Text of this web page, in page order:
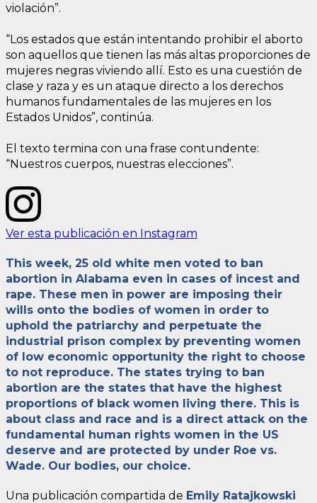
violación”.
“Los estados que están intentando prohibir el aborto
son aquellos que tienen las más altas proporciones de
mujeres negras viviendo allí. Esto es una cuestión de
clase y raza y es un ataque directo a los derechos
humanos fundamentales de las mujeres en los
Estados Unidos”, continúa.
El texto termina con una frase contundente:
“Nuestros cuerpos, nuestras elecciones”.
Ver esta publicación en Instagram
This week, 25 old white men voted to ban
abortion in Alabama even in cases of incest and
rape. These men in power are imposing their
wills onto the bodies of women in order to
uphold the patriarchy and perpetuate the
industrial prison complex by preventing women
of low economic opportunity the right to choose
to not reproduce. The states trying to ban
abortion are the states that have the highest
proportions of black women living there. This is
about class and race and is a direct attack on the
fundamental human rights women in the US
deserve and are protected by under Roe vs.
Wade. Our bodies, our choice.
Una publicación compartida de Emily Ratajkowski